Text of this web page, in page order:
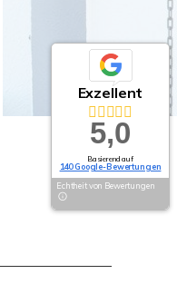
Exzellent
5,0
Basierend auf
140 Google-Bewertungen
Echtheit von Bewertungen